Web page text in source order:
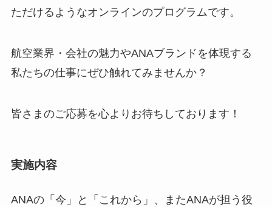
ただけるようなオンラインのプログラムです。
航空業界・会社の魅力やANAブランドを体現する
私たちの仕事にぜひ触れてみませんか？
皆さまのご応募を心よりお待ちしております！
実施内容
ANAの「今」と「これから」、またANAが担う役